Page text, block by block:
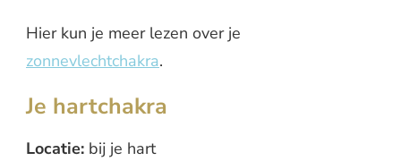
Hier kun je meer lezen over je
zonnevlechtchakra.
Je hartchakra
Locatie: bij je hart